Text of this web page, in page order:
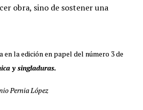
obra, sino de sostener una
en la edición en papel del número 3 de
y singladuras.
Pernia López